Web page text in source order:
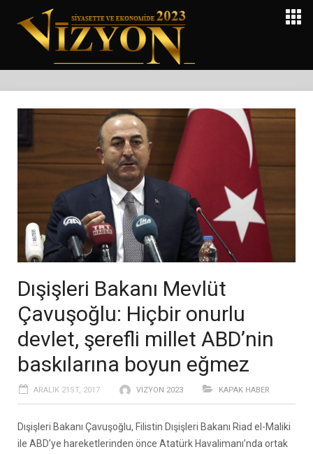
Dışişleri Bakanı Mevlüt
Çavuşoğlu: Hiçbir onurlu
devlet, şerefli millet ABD’nin
baskılarına boyun eğmez
ARALIK 21ST, 2017 VIZYON 2023 KAPAK HABER
Dışişleri Bakanı Çavuşoğlu, Filistin Dışişleri Bakanı Riad el-Maliki
ile ABD’ye hareketlerinden önce Atatürk Havalimanı’nda ortak